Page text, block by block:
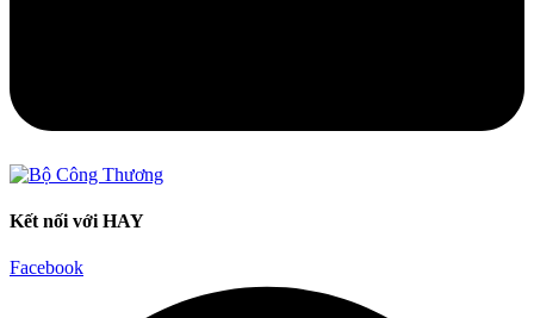
Kết nối với HAY
Facebook